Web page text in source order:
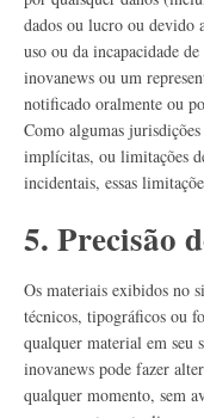
dados ou lucro ou devido
uso ou da incapacidade
inovanews ou um
notificado oralmente ou
Como algumas
implícitas, ou limitações
incidentais, essas
5. Precisão
Os materiais exibidos no
técnicos, tipográficos ou
qualquer material em seu
inovanews pode fazer
qualquer momento, sem